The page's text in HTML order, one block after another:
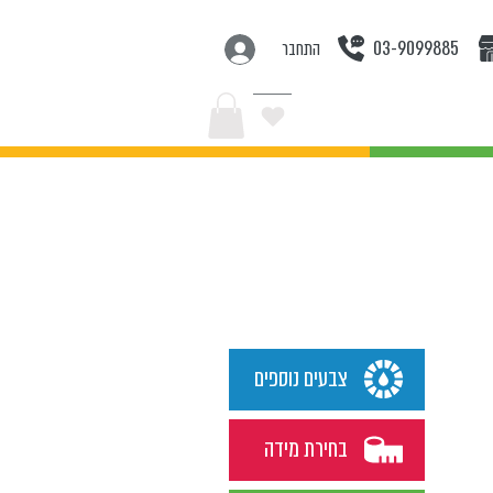
התחבר 03-9099885
צבעים נוספים
בחירת מידה